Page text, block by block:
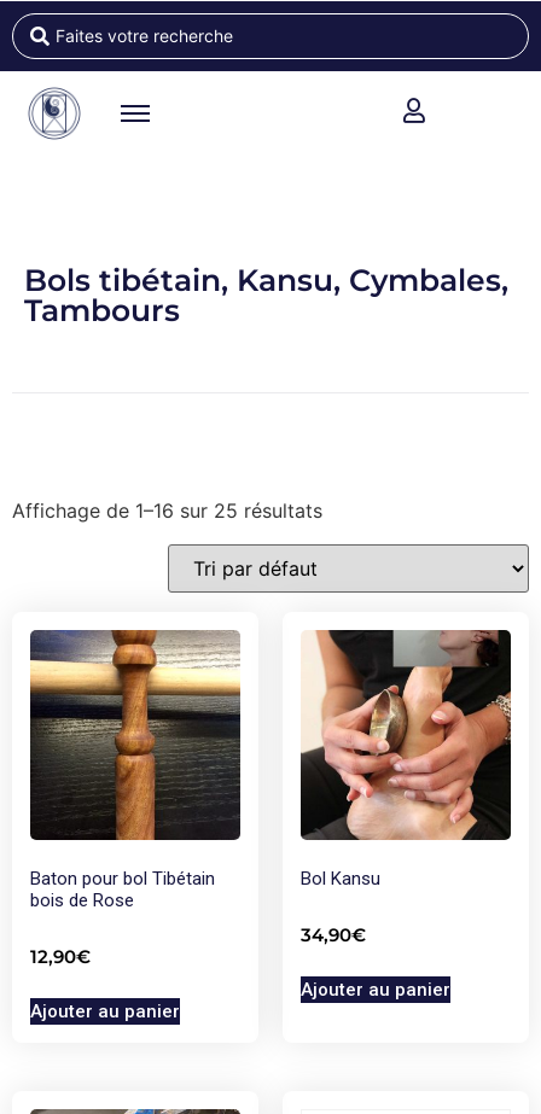
Bols tibétain, Kansu, Cymbales,
Tambours
Affichage de 1–16 sur 25 résultats
Baton pour bol Tibétain
bois de Rose
12,90€
Ajouter au panier
Bol Kansu
34,90€
Ajouter au panier